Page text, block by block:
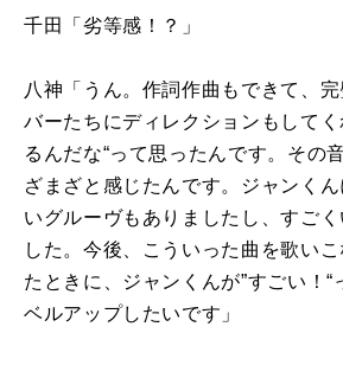
千田「劣等感！？」
八神「うん。作詞作曲もできて、
バーたちにディレクションもして
るんだな“って思ったんです。その
ざまざと感じたんです。ジャンく
いグルーヴもありましたし、すご
した。今後、こういった曲を歌い
たときに、ジャンくんが”すごい！“
ベルアップしたいです」